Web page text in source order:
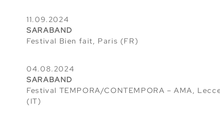
11.09.2024
SARABAND
Festival Bien fait, Paris (FR)
04.08.2024
SARABAND
Festival TEMPORA/CONTEMPORA – AMA,
(IT)